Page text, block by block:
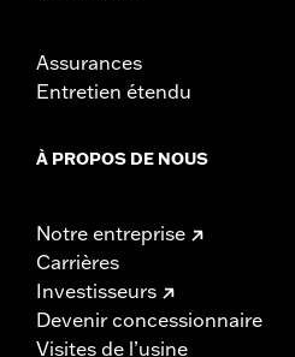
Assurances
Entretien étendu
À PROPOS DE NOUS
Notre entreprise
Carrières
Investisseurs
Devenir concessionnaire
Visites de l’usine